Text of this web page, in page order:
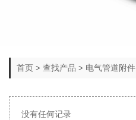
首页 > 查找产品 > 电气管道附件
没有任何记录